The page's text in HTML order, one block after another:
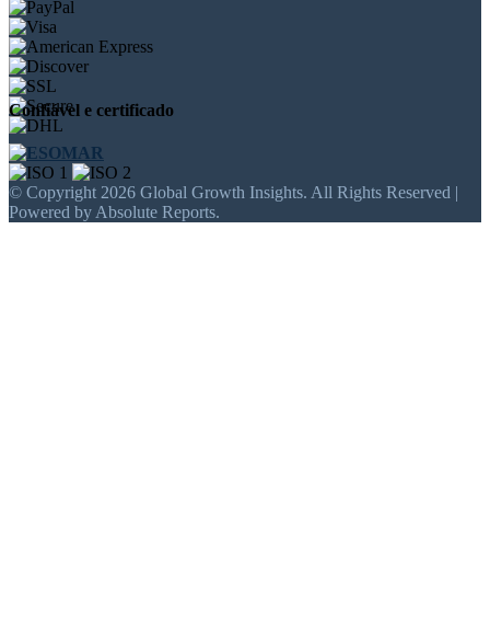
Confiável e certificado
© Copyright 2026 Global Growth Insights. All Rights Reserved |
Powered by Absolute Reports.